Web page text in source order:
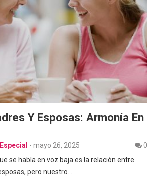
Y Esposas: Armonía En
- mayo 26, 2025
0
se habla en voz baja es la relación entre
pero nuestro…